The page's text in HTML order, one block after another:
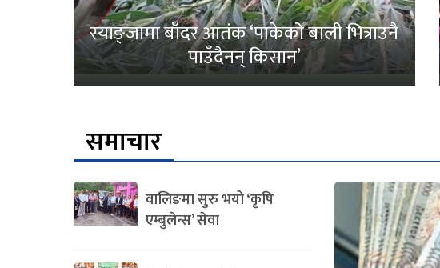
स्याङ्जामा बाँदर आतंक ‘पाकेको बाली भित्राउनै
पाउँदैनन् किसान’
समाचार
वालिङमा सुरु भयो ‘कृषि
एम्बुलेन्स’ सेवा